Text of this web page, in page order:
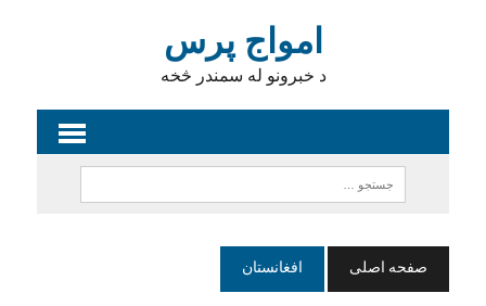
امواج پرس
د خبرونو له سمندر څخه
صفحه اصلی افغانستان